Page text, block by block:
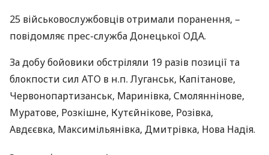
25 військовослужбовців отримали поранення, –
повідомляє прес-служба Донецької ОДА.
За добу бойовики обстріляли 19 разів позиції та
блокпости сил АТО в н.п. Луганськ, Капітанове,
Червонопартизанськ, Маринівка, Смоляннінове,
Муратове, Розкішне, Кутєйнікове, Розівка,
Авдєєвка, Максимільянівка, Дмитрівка, Нова Надія.